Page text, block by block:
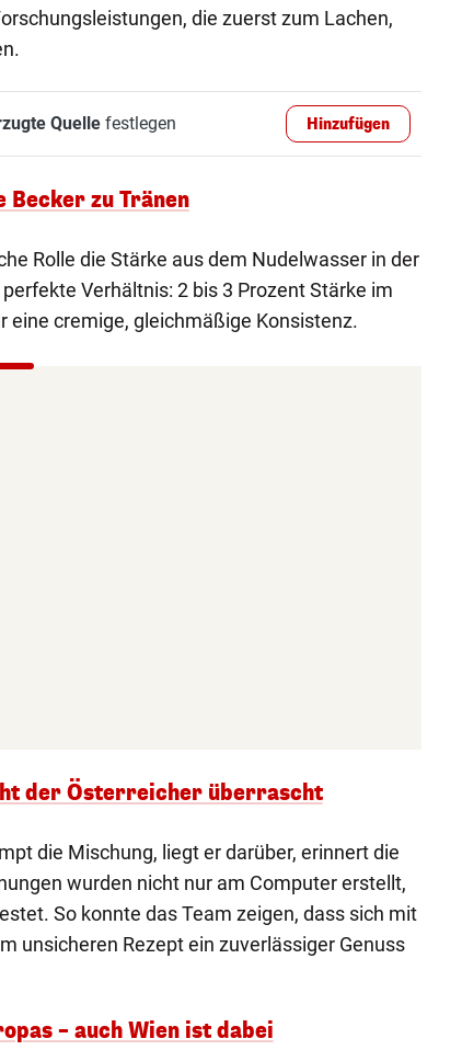
die zuerst zum Lachen,
Quellefestlegen Hinzufügen
Becker zu Tränen
Rolle die Stärke aus dem Nudelwasser in der
Verhältnis: 2 bis 3 Prozent Stärke im
eine cremige, gleichmäßige Konsistenz.
der Österreicher überrascht
die Mischung, liegt er darüber, erinnert die
wurden nicht nur am Computer erstellt,
So konnte das Team zeigen, dass sich mit
unsicheren Rezept ein zuverlässiger Genuss
– auch Wien ist dabei